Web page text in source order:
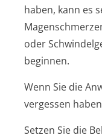
haben, kann es
oder
beginnen.
Wenn Sie die
vergessen haben
Setzen Sie die